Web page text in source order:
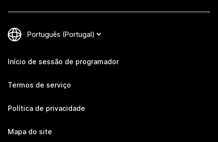
Início de sessão de programador
Termos de serviço
Política de privacidade
Mapa do site